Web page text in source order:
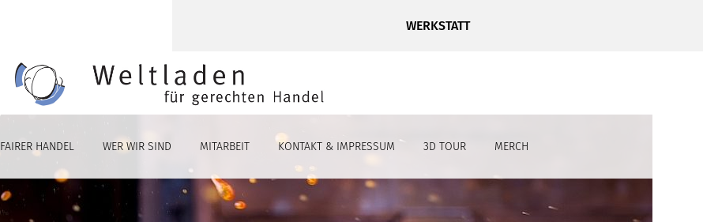
WERKSTATT
FAIRER HANDEL WER WIR SIND MITARBEIT KONTAKT & IMPRESSUM 3D TOUR MERCH